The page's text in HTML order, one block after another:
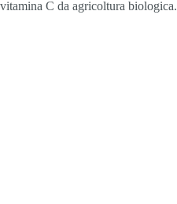
vitamina C da agricoltura biologica.